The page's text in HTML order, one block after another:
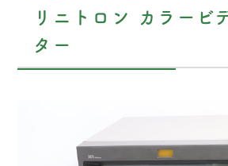
リニトロン カラービ
ター